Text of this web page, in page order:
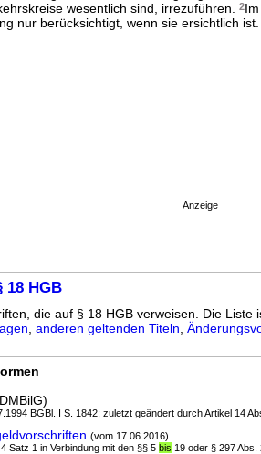
wesentlich sind, irrezuführen.
2
nur berücksichtigt, wenn sie ersichtlich ist.
Anzeige
18 HGB
die auf § 18 HGB verweisen. Die Liste
anderen geltenden Titeln
BGBl. I S. 1842; zuletzt geändert durch Artikel 14
(vom 17.06.2016)
Satz 1 in Verbindung mit den §§ 5 bis 19 oder § 297